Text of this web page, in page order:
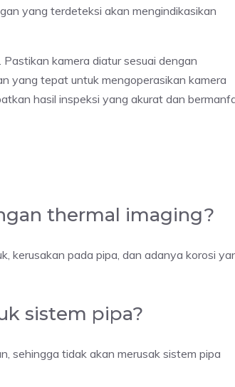
yang terdeteksi akan mengindikasikan
kamera diatur sesuai dengan
yang tepat untuk mengoperasikan kamera
hasil inspeksi yang akurat dan
thermal imaging?
kerusakan pada pipa, dan adanya korosi
sistem pipa?
sehingga tidak akan merusak sistem pipa